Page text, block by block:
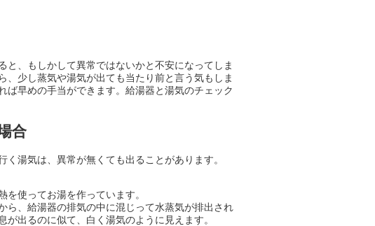
、もしかして異常ではないかと不安になってしま
、少し蒸気や湯気が出ても当たり前と言う気もしま
ば早めの手当ができます。給湯器と湯気のチェック
合
湯気は、異常が無くても出ることがあります。
使ってお湯を作っています。
ら、給湯器の排気の中に混じって水蒸気が排出され
出るのに似て、白く湯気のように見えます。